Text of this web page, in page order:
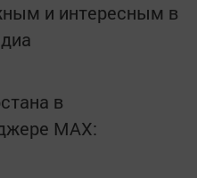
и интересным в
в
MАХ: